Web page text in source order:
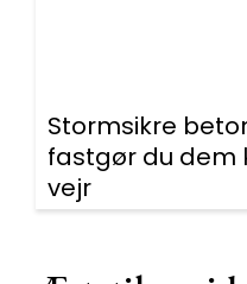
Stormsikre
fastgør du dem
vejr